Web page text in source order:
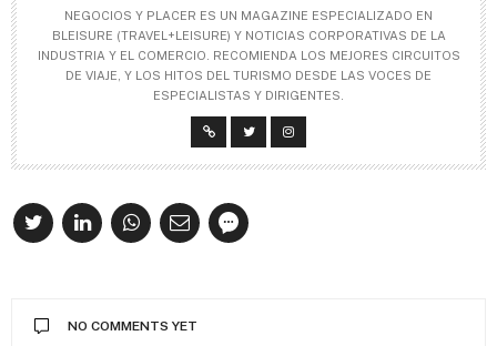
NEGOCIOS Y PLACER ES UN MAGAZINE ESPECIALIZADO EN
BLEISURE (TRAVEL+LEISURE) Y NOTICIAS CORPORATIVAS DE LA
INDUSTRIA Y EL COMERCIO. RECOMIENDA LOS MEJORES CIRCUITOS
DE VIAJE, Y LOS HITOS DEL TURISMO DESDE LAS VOCES DE
ESPECIALISTAS Y DIRIGENTES.
NO COMMENTS YET